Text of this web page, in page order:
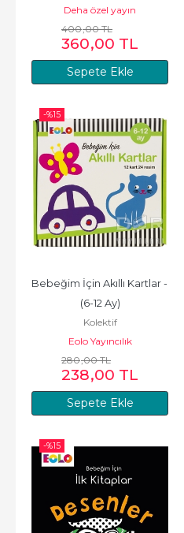
Sepete Ekle
Deha özel yayın
400,00TL
360,00 TL
-%15
Sepete Ekle
Bebeğim İçin Akıllı Kartlar -
(6-12 Ay)
Kolektif
Eolo Yayıncılık
280,00TL
238,00 TL
-%15